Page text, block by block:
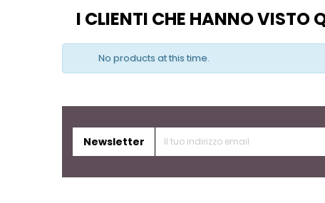
I CLIENTI CHE HANNO VISTO
No products at this time.
Newsletter